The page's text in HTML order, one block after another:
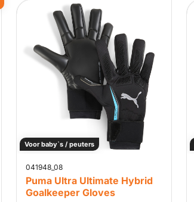
Voor baby`s / peuters
041948_08
Puma Ultra Ultimate Hybrid
Goalkeeper Gloves